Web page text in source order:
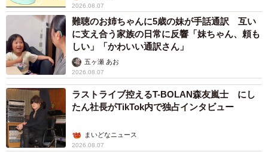
2026.08.07
難聴のお姉ちゃんに5歳の妹が手話通訳 互い
に支え合う家族の日常に反響「妹ちゃん、頼も
しい」「かわいい通訳さん」
五ヶ瀬 あお
2026.08.07
ラストライブ控えるT-BOLAN森友嵐士 にし
たん社長がTikTok内で独占インタビュー
まいどなニュース
2026.08.07